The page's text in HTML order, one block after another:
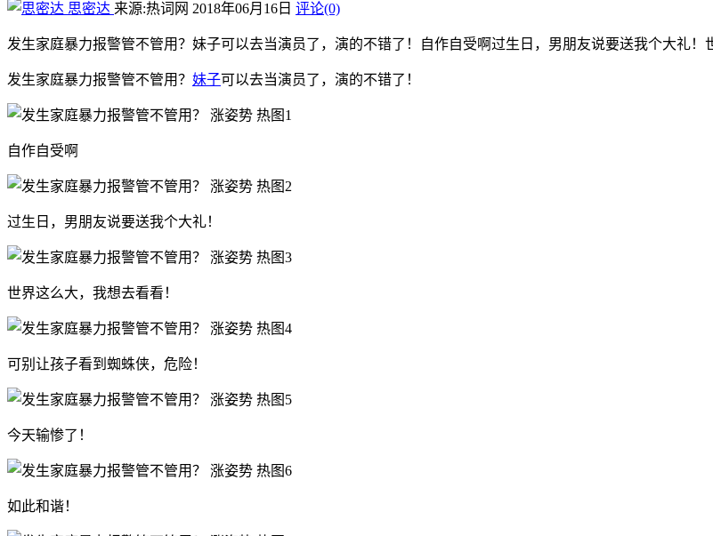
思密达 来源:热词网 2018年06月16日 评论(0)
发生家庭暴力报警管不管用？妹子可以去当演员了，演的不错了！自作自受啊过生日，男朋友说要送我个大礼
发生家庭暴力报警管不管用？ 妹子可以去当演员了，演的不错了！
自作自受啊
过生日，男朋友说要送我个大礼！
世界这么大，我想去看看！
可别让孩子看到蜘蛛侠，危险！
今天输惨了！
如此和谐！